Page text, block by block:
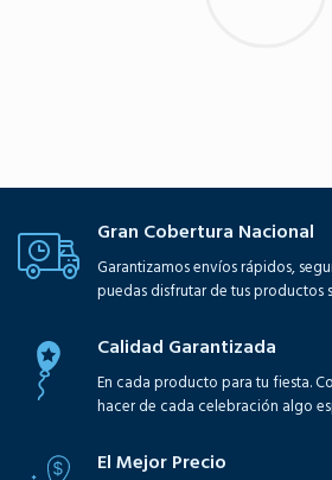
Gran Cobertura Nacional
Garantizamos envíos rápidos,
puedas disfrutar de tus productos
Calidad Garantizada
En cada producto para tu fiesta.
hacer de cada celebración algo
El Mejor Precio